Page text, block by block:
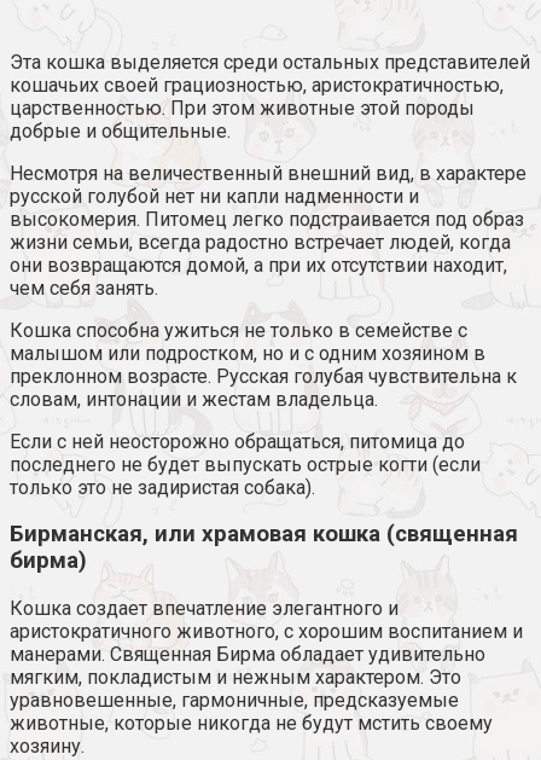
Эта кошка выделяется среди остальных представителей
кошачьих своей грациозностью, аристократичностью,
царственностью. При этом животные этой породы
добрые и общительные.
Несмотря на величественный внешний вид, в характере
русской голубой нет ни капли надменности и
высокомерия. Питомец легко подстраивается под образ
жизни семьи, всегда радостно встречает людей, когда
они возвращаются домой, а при их отсутствии находит,
чем себя занять.
Кошка способна ужиться не только в семействе с
малышом или подростком, но и с одним хозяином в
преклонном возрасте. Русская голубая чувствительна к
словам, интонации и жестам владельца.
Если с ней неосторожно обращаться, питомица до
последнего не будет выпускать острые когти (если
только это не задиристая собака).
Бирманская, или храмовая кошка (священная
бирма)
Кошка создает впечатление элегантного и
аристократичного животного, с хорошим воспитанием и
манерами. Священная Бирма обладает удивительно
мягким, покладистым и нежным характером. Это
уравновешенные, гармоничные, предсказуемые
животные, которые никогда не будут мстить своему
хозяину.